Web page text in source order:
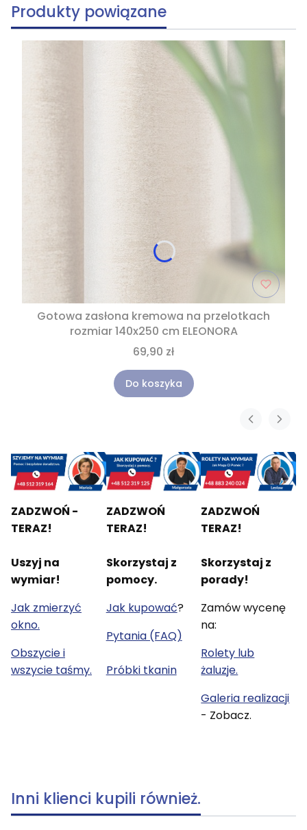
Produkty powiązane
Gotowa zasłona kremowa na przelotkach
rozmiar 140x250 cm ELEONORA
69,90 zł
Do koszyka
ZADZWOŃ -
TERAZ!
Uszyj na
wymiar!
Jak zmierzyć
okno.
Obszycie i
wszycie taśmy.
ZADZWOŃ
TERAZ!
Skorzystaj z
pomocy.
Jak kupować?
Pytania (FAQ)
Próbki tkanin
ZADZWOŃ
TERAZ!
Skorzystaj z
porady!
Zamów wycenę
na:
Rolety lub
żaluzje.
Galeria realizacji
- Zobacz.
Inni klienci kupili również.